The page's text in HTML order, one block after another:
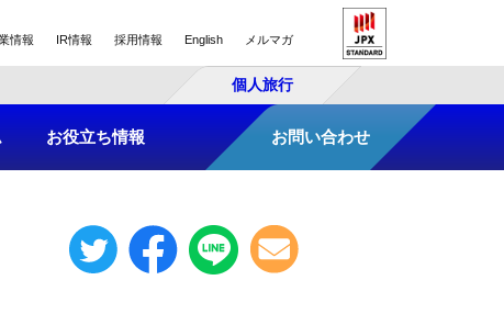
情報 IR情報 採用情報 English メルマガ
個人旅行
お役立ち情報 お問い合わせ